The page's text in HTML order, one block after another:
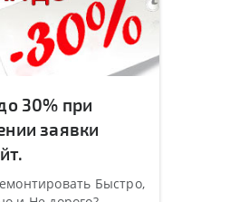
30% при
заявки
Быстро,